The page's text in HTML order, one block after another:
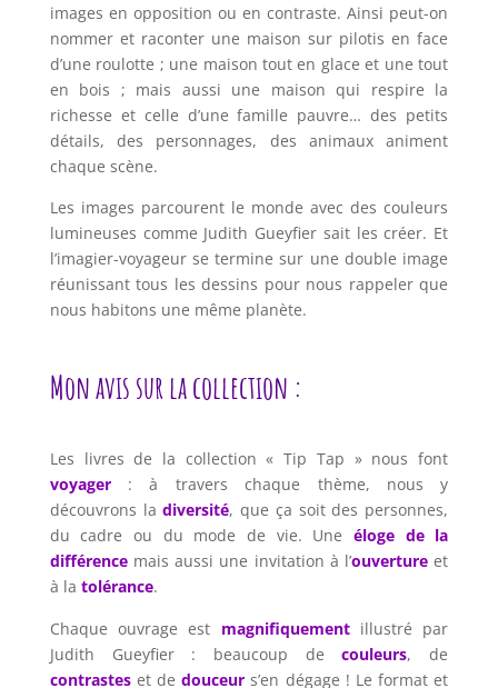
images en opposition ou en contraste. Ainsi peut-on
nommer et raconter une maison sur pilotis en face
d’une roulotte ; une maison tout en glace et une tout
en bois ; mais aussi une maison qui respire la
richesse et celle d’une famille pauvre… des petits
détails, des personnages, des animaux animent
chaque scène.
Les images parcourent le monde avec des couleurs
lumineuses comme Judith Gueyfier sait les créer. Et
l’imagier-voyageur se termine sur une double image
réunissant tous les dessins pour nous rappeler que
nous habitons une même planète.
Mon avis sur la collection :
Les livres de la collection « Tip Tap » nous font
voyager : à travers chaque thème, nous y
découvrons ladiversité, que ça soit des personnes,
du cadre ou du mode de vie. Une éloge de la
différencemais aussi une invitation à l’ouvertureet
à la tolérance.
Chaque ouvrage est magnifiquement illustré par
Judith Gueyfier : beaucoup decouleurs, de
contrastes et dedouceurs’en dégage ! Le format et